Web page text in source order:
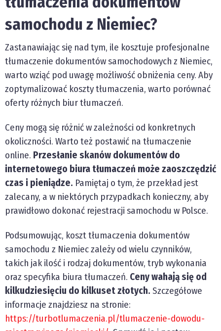
samochodu z Niemiec?
Zastanawiając się nad tym, ile kosztuje profesjonalne
tłumaczenie dokumentów samochodowych z Niemiec,
warto wziąć pod uwagę możliwość obniżenia ceny. Aby
zoptymalizować koszty tłumaczenia, warto porównać
oferty różnych biur tłumaczeń.
Ceny mogą się różnić w zależności od konkretnych
okoliczności. Warto też postawić na tłumaczenie
online. Przesłanie skanów dokumentów do
internetowego biura tłumaczeń może zaoszczędzić
czas i pieniądze. Pamiętaj o tym, że przekład jest
zalecany, a w niektórych przypadkach konieczny, aby
prawidłowo dokonać rejestracji samochodu w Polsce.
Podsumowując, koszt tłumaczenia dokumentów
samochodu z Niemiec zależy od wielu czynników,
takich jak ilość i rodzaj dokumentów, tryb wykonania
oraz specyfika biura tłumaczeń. Ceny wahają się od
kilkudziesięciu do kilkuset złotych. Szczegółowe
informacje znajdziesz na stronie:
https://turbotlumaczenia.pl/tlumaczenie-dowodu-